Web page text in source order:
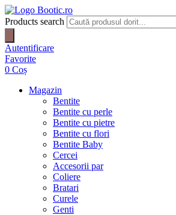
Products search
Autentificare
Favorite
0 Coș
Magazin
Bentite
Bentite cu perle
Bentite cu pietre
Bentite cu flori
Bentite Baby
Cercei
Accesorii par
Coliere
Bratari
Curele
Genti